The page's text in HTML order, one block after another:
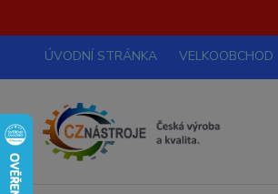
ÚVODNÍ STRÁNKA VELKOOBCHOD